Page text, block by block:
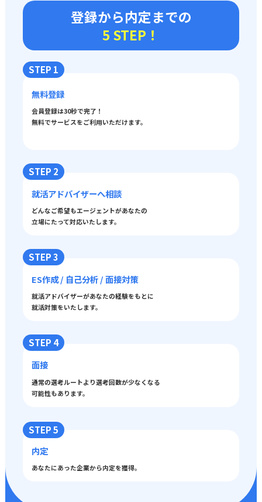
登録から内定までの
5 STEP！
STEP 1
無料登録
会員登録は30秒で完了！
無料でサービスをご利用いただけます。
STEP 2
就活アドバイザーへ相談
どんなご希望もエージェントがあなたの
立場にたって対応いたします。
STEP 3
ES作成 / 自己分析 / 面接対策
就活アドバイザーがあなたの経験をもとに
就活対策をいたします。
STEP 4
面接
通常の選考ルートより選考回数が少なくなる
可能性もあります。
STEP 5
内定
あなたにあった企業から内定を獲得。